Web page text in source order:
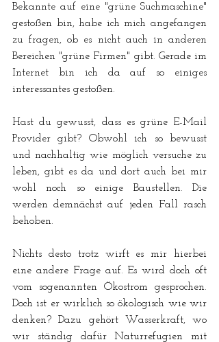
Bekannte auf eine "grüne Suchmaschine"
gestoßen bin, habe ich mich angefangen
zu fragen, ob es nicht auch in anderen
Bereichen "grüne Firmen" gibt. Gerade im
Internet bin ich da auf so einiges
interessantes gestoßen.
Hast du gewusst, dass es grüne E-Mail
Provider gibt? Obwohl ich so bewusst
und nachhaltig wie möglich versuche zu
leben, gibt es da und dort auch bei mir
wohl noch so einige Baustellen. Die
werden demnächst auf jeden Fall rasch
behoben.
Nichts desto trotz wirft es mir hierbei
eine andere Frage auf. Es wird doch oft
vom sogenannten Ökostrom gesprochen.
Doch ist er wirklich so ökologisch wie wir
denken? Dazu gehört Wasserkraft, wo
wir ständig dafür Naturrefugien mit